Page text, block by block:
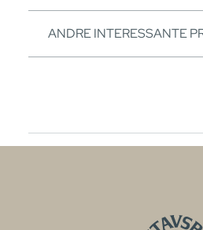
ANDRE INTERESSANTE